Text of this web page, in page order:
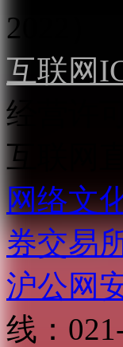
2022）
互联网
经营许
互联网
网络文
券交易
沪公网
线：